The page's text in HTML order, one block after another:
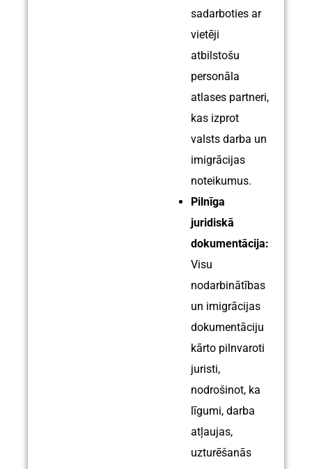
sadarboties ar
vietēji
atbilstošu
personāla
atlases partneri,
kas izprot
valsts darba un
imigrācijas
noteikumus.
Pilnīga
juridiskā
dokumentācija:
Visu
nodarbinātības
un imigrācijas
dokumentāciju
kārto pilnvaroti
juristi,
nodrošinot, ka
līgumi, darba
atļaujas,
uzturēšanās